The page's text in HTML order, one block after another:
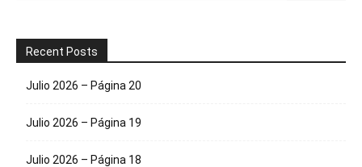
Recent Posts
Julio 2026 – Página 20
Julio 2026 – Página 19
Julio 2026 – Página 18